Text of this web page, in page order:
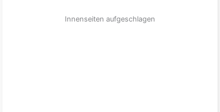
Innenseiten aufgeschlagen